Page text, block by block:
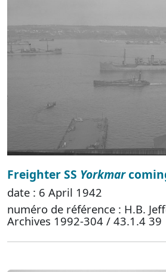
Freighter SS Yorkmar
date : 6 April 1942
numéro de référence : H.B.
Archives 1992-304 / 43.1.4 39